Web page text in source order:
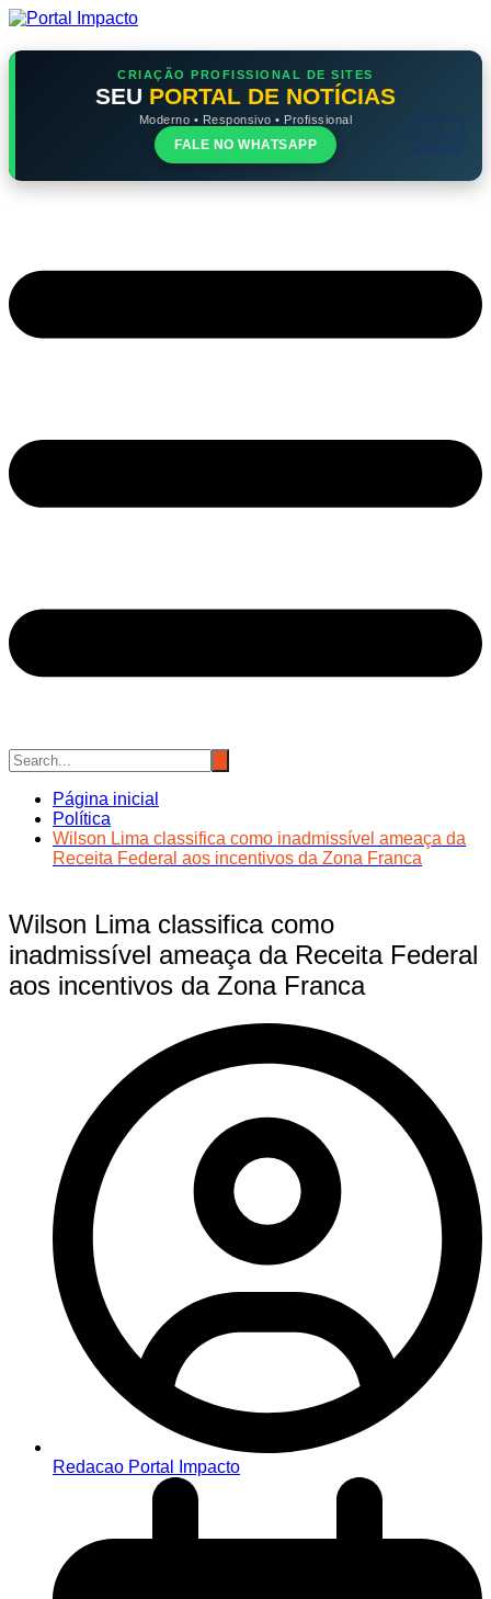
Ir
o
CRIAÇÃO PROFISSIONAL DE SITES
SEU PORTAL DE NOTÍCIAS
Moderno • Responsivo • Profissional
FALE NO WHATSAPP
Página inicial
Política
Wilson Lima classifica como inadmissível ameaça da
Receita Federal aos incentivos da Zona Franca
Wilson Lima classifica como
inadmissível ameaça da Receita Federal
aos incentivos da Zona Franca
Redacao Portal Impacto